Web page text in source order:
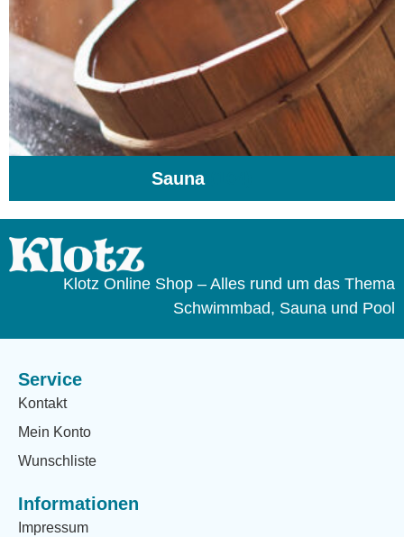
Sauna
Klotz Online Shop – Alles rund um das Thema
Schwimmbad, Sauna und Pool
Service
Kontakt
Mein Konto
Wunschliste
Informationen
Impressum